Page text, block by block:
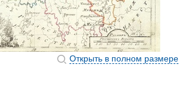
Открыть в полном размере